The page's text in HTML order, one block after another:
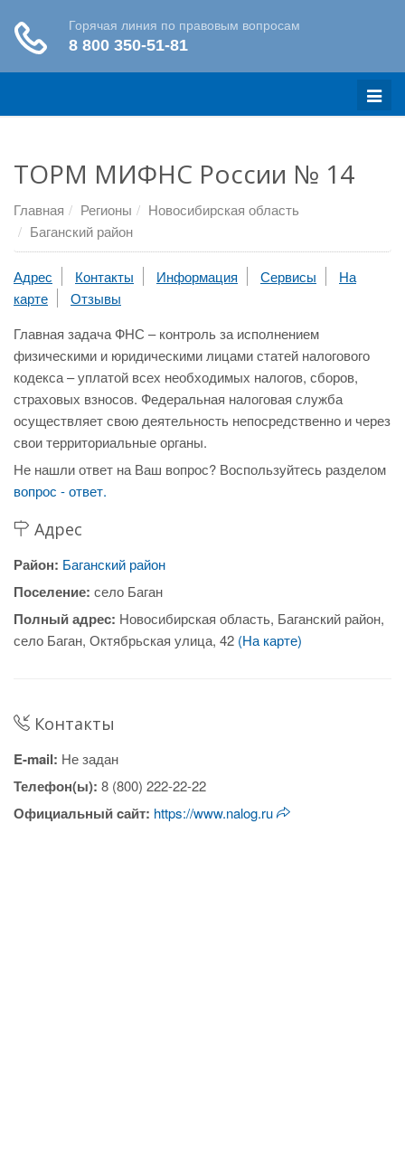
Меню
ТОРМ МИФНС России № 14
Главная Регионы
Новосибирская область
Баганский район
Адрес Контакты Информация Сервисы
На
карте
Отзывы
Главная задача ФНС – контроль за исполнением
физическими и юридическими лицами статей налогового
кодекса – уплатой всех необходимых налогов, сборов,
страховых взносов. Федеральная налоговая служба
осуществляет свою деятельность непосредственно и через
свои территориальные органы.
Не нашли ответ на Ваш вопрос? Воспользуйтесь разделом
вопрос - ответ.
Адрес
Район: Баганский район
Поселение: село Баган
Полный адрес: Новосибирская область, Баганский район,
село Баган, Октябрьская улица, 42 (На карте)
Контакты
E-mail: Не задан
Телефон(ы): 8 (800) 222-22-22
Официальный cайт: https://www.nalog.ru